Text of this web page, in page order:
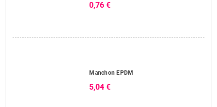
0,76 €
Manchon EPDM
5,04 €